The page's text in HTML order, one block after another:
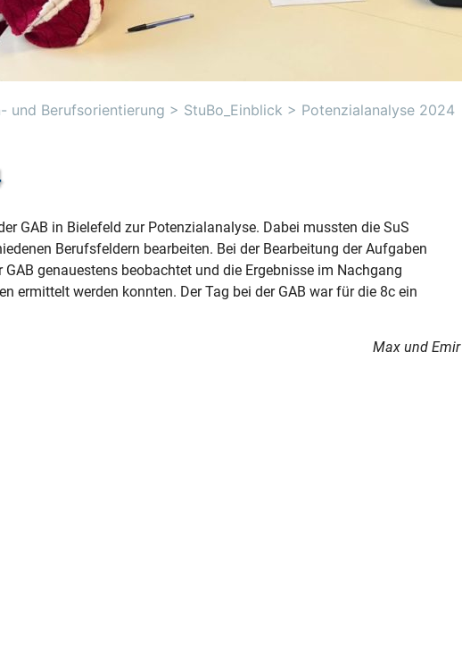
und Berufsorientierung > StuBo_Einblick > Potenzialanalyse 2024
GAB in Bielefeld zur Potenzialanalyse. Dabei mussten die SuS
Berufsfeldern bearbeiten. Bei der Bearbeitung der Aufgaben
genauestens beobachtet und die Ergebnisse im Nachgang
ermittelt werden konnten. Der Tag bei der GAB war für die 8c ein
Max und Emir